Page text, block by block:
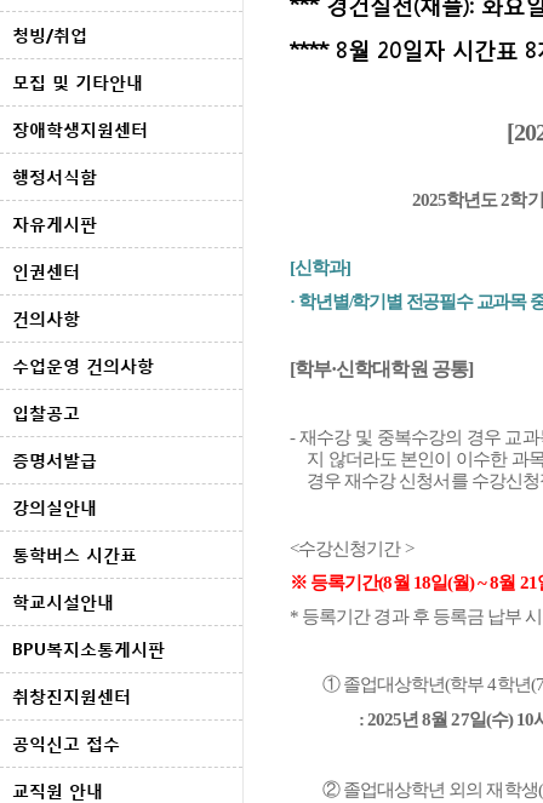
청빙/취업
모집 및 기타안내
장애학생지원센터
행정서식함
자유게시판
인권센터
건의사항
수업운영 건의사항
입찰공고
증명서발급
강의실안내
통학버스 시간표
학교시설안내
BPU복지소통게시판
취창진지원센터
공익신고 접수
교직원 안내
**** 8월 20일자 시간표 8
2025학년도2학
[신학과]
· 학년별/학기별 전공필수 교과목
[학부·신학대학원 공통]
-재수강 및 중복수강의 경우 교
지 않더라도 본인이 이수한 과
경우 재수강 신청서를 수강신
<수강신청기간>
※ 등록기간(8월 18일(월) ~ 8월 21
* 등록기간 경과 후 등록금 납부
①졸업대상학년(학부4학년(7
: 2025년8월27일(수) 10
②졸업대상학년 외의 재학생(